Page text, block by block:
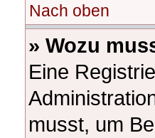
Nach oben
» Wozu
Eine
musst, um